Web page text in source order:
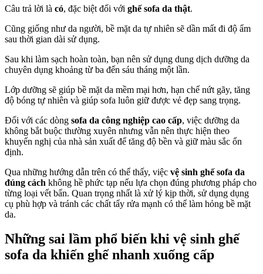
Câu trả lời là có, đặc biệt đối với ghế sofa da thật.
Cũng giống như da người, bề mặt da tự nhiên sẽ dần mất đi độ ẩm
sau thời gian dài sử dụng.
Sau khi làm sạch hoàn toàn, bạn nên sử dụng dung dịch dưỡng da
chuyên dụng khoảng từ ba đến sáu tháng một lần.
Lớp dưỡng sẽ giúp bề mặt da mềm mại hơn, hạn chế nứt gãy, tăng
độ bóng tự nhiên và giúp sofa luôn giữ được vẻ đẹp sang trọng.
Đối với các dòng sofa da công nghiệp cao cấp, việc dưỡng da
không bắt buộc thường xuyên nhưng vẫn nên thực hiện theo
khuyến nghị của nhà sản xuất để tăng độ bền và giữ màu sắc ổn
định.
Qua những hướng dẫn trên có thể thấy, việc vệ sinh ghế sofa da
đúng cách không hề phức tạp nếu lựa chọn đúng phương pháp cho
từng loại vết bẩn. Quan trọng nhất là xử lý kịp thời, sử dụng dụng
cụ phù hợp và tránh các chất tẩy rửa mạnh có thể làm hỏng bề mặt
da.
Những sai lầm phổ biến khi vệ sinh ghế
sofa da khiến ghế nhanh xuống cấp